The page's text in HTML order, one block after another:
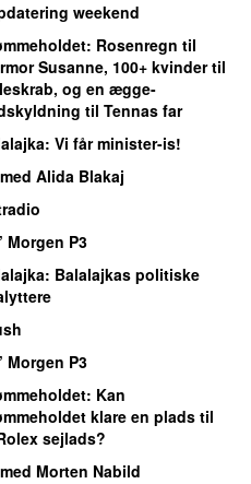
weekend
: Rosenregn til
Susanne, 100+ kvinder til
og en ægge-
til Tennas far
: Vi får minister-is!
Alida Blakaj
Morgen P3
: Balalajkas politiske
Morgen P3
: Kan
klare en plads til
sejlads?
Morten Nabild